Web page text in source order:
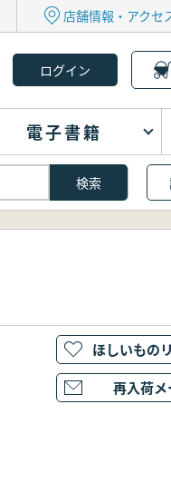
店舗情報・アクセ
電子書籍
ほしいもの
再入荷